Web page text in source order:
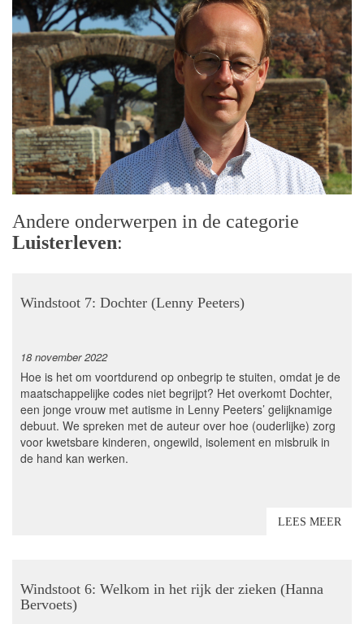
Andere onderwerpen in de categorie
Luisterleven:
Windstoot 7: Dochter (Lenny Peeters)
18 november 2022
Hoe is het om voortdurend op onbegrip te stuiten, omdat je de
maatschappelijke codes niet begrijpt? Het overkomt Dochter,
een jonge vrouw met autisme in Lenny Peeters’ gelijknamige
debuut. We spreken met de auteur over hoe (ouderlijke) zorg
voor kwetsbare kinderen, ongewild, isolement en misbruik in
de hand kan werken.
LEES MEER
Windstoot 6: Welkom in het rijk der zieken (Hanna
Bervoets)